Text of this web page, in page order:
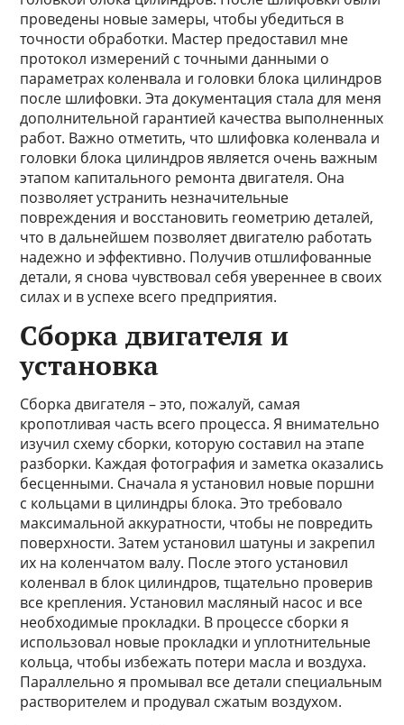
проведены новые замеры, чтобы убедиться в
точности обработки. Мастер предоставил мне
протокол измерений с точными данными о
параметрах коленвала и головки блока цилиндров
после шлифовки. Эта документация стала для меня
дополнительной гарантией качества выполненных
работ. Важно отметить, что шлифовка коленвала и
головки блока цилиндров является очень важным
этапом капитального ремонта двигателя. Она
позволяет устранить незначительные
повреждения и восстановить геометрию деталей,
что в дальнейшем позволяет двигателю работать
надежно и эффективно. Получив отшлифованные
детали, я снова чувствовал себя увереннее в своих
силах и в успехе всего предприятия.
Сборка двигателя и
установка
Сборка двигателя – это, пожалуй, самая
кропотливая часть всего процесса. Я внимательно
изучил схему сборки, которую составил на этапе
разборки. Каждая фотография и заметка оказались
бесценными. Сначала я установил новые поршни
с кольцами в цилиндры блока. Это требовало
максимальной аккуратности, чтобы не повредить
поверхности. Затем установил шатуны и закрепил
их на коленчатом валу. После этого установил
коленвал в блок цилиндров, тщательно проверив
все крепления. Установил масляный насос и все
необходимые прокладки. В процессе сборки я
использовал новые прокладки и уплотнительные
кольца, чтобы избежать потери масла и воздуха.
Параллельно я промывал все детали специальным
растворителем и продувал сжатым воздухом.